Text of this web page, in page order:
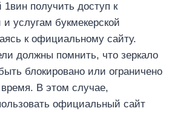
1вин получить доступ к
услугам букмекерской
к официальному сайту.
должны помнить, что зеркало
блокировано или ограничено
В этом случае,
официальный сайт